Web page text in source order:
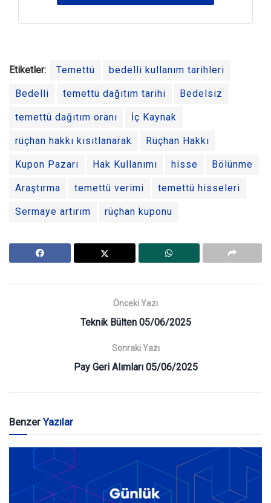
Etiketler: Temettü bedelli kullanım tarihleri
Bedelli temettü dağıtım tarihi Bedelsiz
temettü dağıtım oranı İç Kaynak
rüçhan hakkı kısıtlanarak Rüçhan Hakkı
Kupon Pazarı Hak Kullanımı hisse Bölünme
Araştırma temettü verimi temettü hisseleri
Sermaye artırım rüçhan kuponu
Önceki Yazı
Teknik Bülten 05/06/2025
Sonraki Yazı
Pay Geri Alımları 05/06/2025
BenzerYazılar